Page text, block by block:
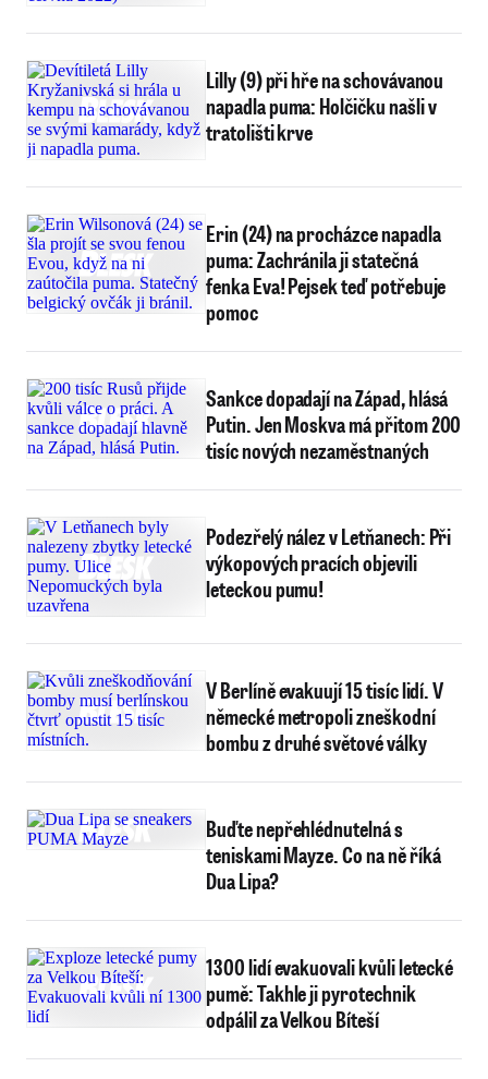
Lilly (9) při hře na schovávanou
napadla puma: Holčičku našli v
tratolišti krve
Erin (24) na procházce napadla
puma: Zachránila ji statečná
fenka Eva! Pejsek teď potřebuje
pomoc
Sankce dopadají na Západ, hlásá
Putin. Jen Moskva má přitom 200
tisíc nových nezaměstnaných
Podezřelý nález v Letňanech: Při
výkopových pracích objevili
leteckou pumu!
V Berlíně evakuují 15 tisíc lidí. V
německé metropoli zneškodní
bombu z druhé světové války
Buďte nepřehlédnutelná s
teniskami Mayze. Co na ně říká
Dua Lipa?
1300 lidí evakuovali kvůli letecké
pumě: Takhle ji pyrotechnik
odpálil za Velkou Bíteší